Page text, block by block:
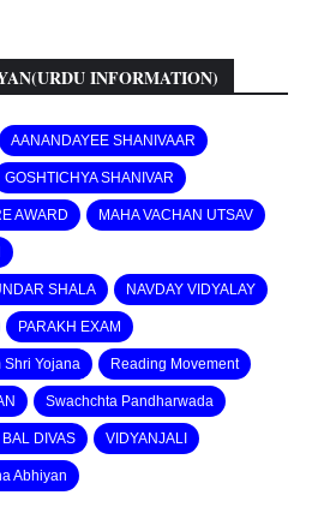
INFORMATION)
AANANDAYEE SHANIVAAR
GOSHTICHYA SHANIVAR
AWARD MAHA VACHAN UTSAV
SHALA NAVDAY VIDYALAY
PARAKH EXAM
Shri Yojana Reading Movement
Swachchta Pandharwada
DIVAS VIDYANJALI
Abhiyan